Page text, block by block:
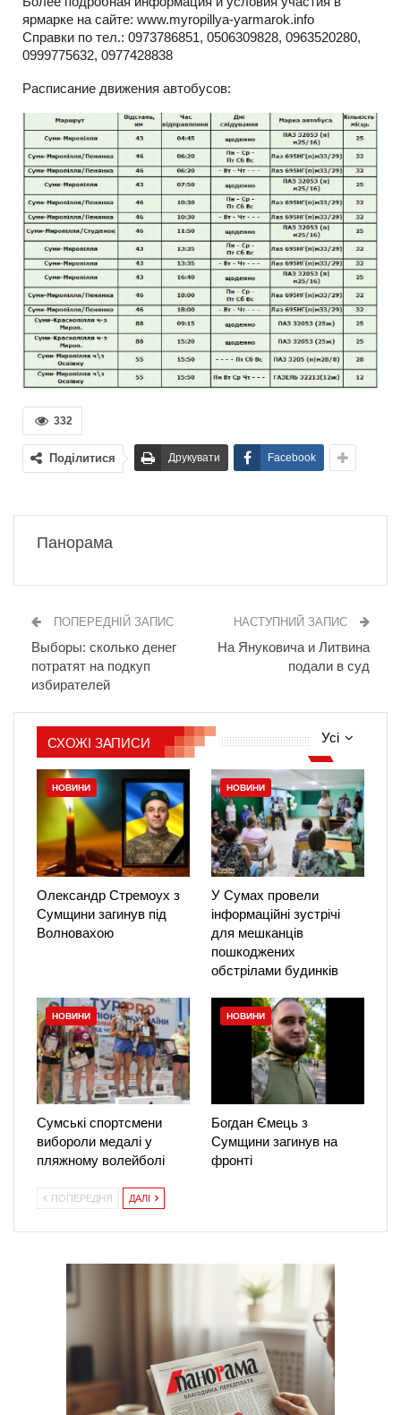
ярмарке на сайте: www.myropillya-yarmarok.info
Справки по тел.: 0973786851, 0506309828, 0963520280,
0999775632, 0977428838
Расписание движения автобусов:
332
Поділитися Друкувати Facebook
Панорама
ПОПЕРЕДНІЙ ЗАПИС
Выборы: сколько денег
потратят на подкуп
избирателей
НАСТУПНИЙ ЗАПИС
На Януковича и Литвина
подали в суд
Усі
СХОЖІ ЗАПИСИ
НОВИНИ
Олександр Стремоух з
Сумщини загинув під
Волновахою
НОВИНИ
У Сумах провели
інформаційні зустрічі
для мешканців
пошкоджених
обстрілами будинків
НОВИНИ
Сумські спортсмени
вибороли медалі у
пляжному волейболі
НОВИНИ
Богдан Ємець з
Сумщини загинув на
фронті
ПОПЕРЕДНЯ ДАЛІ